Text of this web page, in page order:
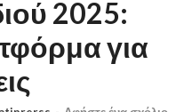
2025:
για